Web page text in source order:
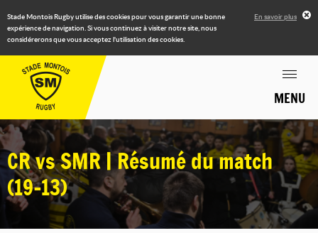
Stade Montois Rugby utilise des cookies pour vous garantir une bonne
expérience de navigation. Si vous continuez à visiter notre site, nous
considérerons que vous acceptez l'utilisation des cookies.
En savoir plus
MENU
CR vs SMR | Résumé du match
(19-13)